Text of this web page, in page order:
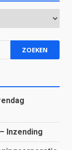
Inzending